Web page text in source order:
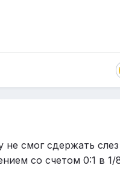
смог сдержать слез
со счетом 0:1 в 1/